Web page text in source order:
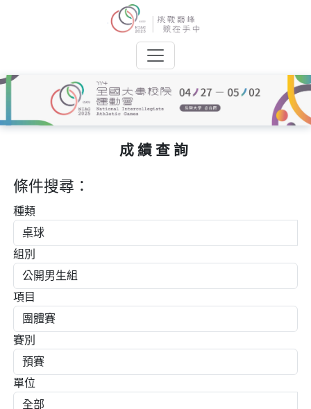
成績查詢
條件搜尋：
種類
組別
項目
賽別
單位